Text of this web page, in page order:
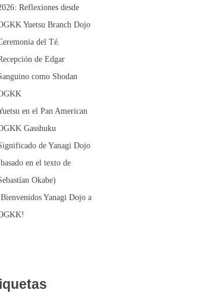
Reflexiones desde
Yuetsu Branch Dojo
del Té.
de Edgar
como Shodan
en el Pan American
Gasshuku
de Yanagi Dojo
en el texto de
Okabe)
Yanagi Dojo a